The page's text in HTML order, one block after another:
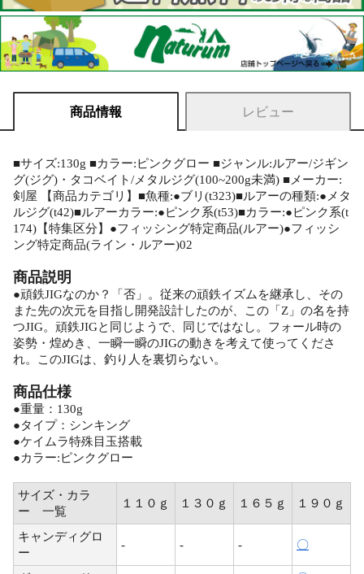
商品情報 レビュー
■サイズ:130g ■カラー:ピンクグロー ■ジャンル:ルアー/ジギン
グ(ジグ)・タコベイト/メタルジグ(100~200g未満) ■メーカー:
剣屋 【商品カテゴリ】■魚種:●ブリ(t323)■ルアーの種類:●メタ
ルジグ(t42)■ルアーカラー:●ピンク系(t53)■カラー:●ピンク系(t
174)【特集区分】●フィッシング特定商品(ルアー)●フィッシ
ング特定商品(ライン・ルアー)02
商品説明
●頑鉄JIGなのか？「否」。従来の頑鉄イズムを継承し、その
また先の次元を目指し開発設計したのが、この「Z」の名を持
つJIG。頑鉄JIGと同じようで、同じではなし。フォール時の
姿勢・煌めき、一瞬一瞬のJIGの動きを考えて使ってくださ
れ。このJIGは、釣り人を裏切らない。
商品仕様
●重量：130g
●タイプ：シンキング
●ケイムラ特殊目玉搭載
●カラー:ピンクグロー
サイズ・カラ
ー 一覧
１１０ｇ １３０ｇ １６５ｇ １９０ｇ
キャンディグロ
ー
- - - 〇